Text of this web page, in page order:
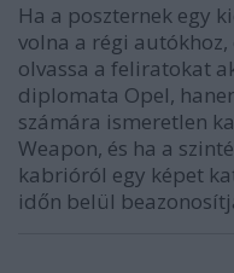
Ha a poszternek egy
volna a régi
olvassa a feliratokat
diplomata Opel,
számára ismeretlen
Weapon, és ha a
kabrióról egy képet
időn belül